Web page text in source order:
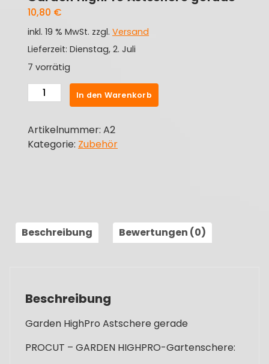
10,80 €
inkl. 19 % MwSt. zzgl. Versand
Lieferzeit: Dienstag, 2. Juli
7 vorrätig
Garden
HighPro
gerade
Menge
In den Warenkorb
Artikelnummer: A2
Kategorie: Zubehör
Beschreibung Bewertungen (0)
Beschreibung
Garden HighPro Astschere gerade
PROCUT – GARDEN HIGHPRO-Gartenschere: